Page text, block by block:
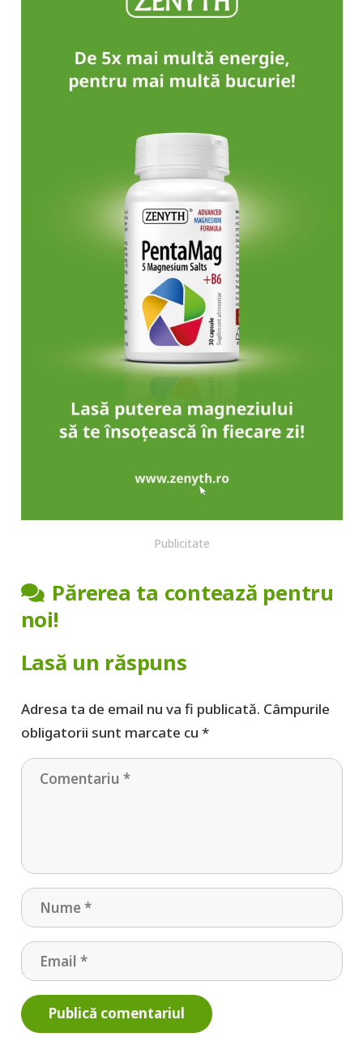
Publicitate
Părerea ta contează pentru
noi!
Lasă un răspuns
Adresa ta de email nu va fi publicată. Câmpurile
obligatorii sunt marcate cu *
Publică comentariul